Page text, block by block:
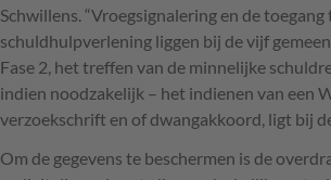
Schwillens. “Vroegsignalering en de toegang
schuldhulpverlening liggen bij de vijf
Fase 2, het treffen van de minnelijke
indien noodzakelijk – het indienen van een
verzoekschrift en of dwangakkoord, ligt bij de
Om de gegevens te beschermen is de